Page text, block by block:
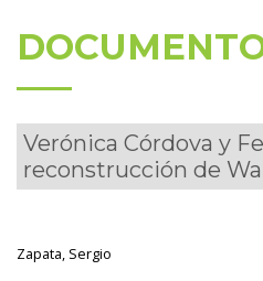
Verónica Córdova y
reconstrucción de
Zapata, Sergio